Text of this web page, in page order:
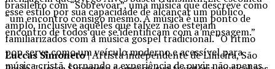
esse estilo por sua capacidade de alcançar um público
amplo, inclusive aqueles que talvez não estejam
familiarizados com a música gospel tradicional. “O ritmo
pop serve como um veículo moderno e acessível para
música cristã, tornando a experiência de ouvir não apenas
brasileiro com “Sobrevoar”, uma música que descreve como
“um encontro consigo mesmo. A música é um ponto de
encontro de todos que se identificam com a mensagem.”
Luccas Simoneto| Artista independente de Limeira, São